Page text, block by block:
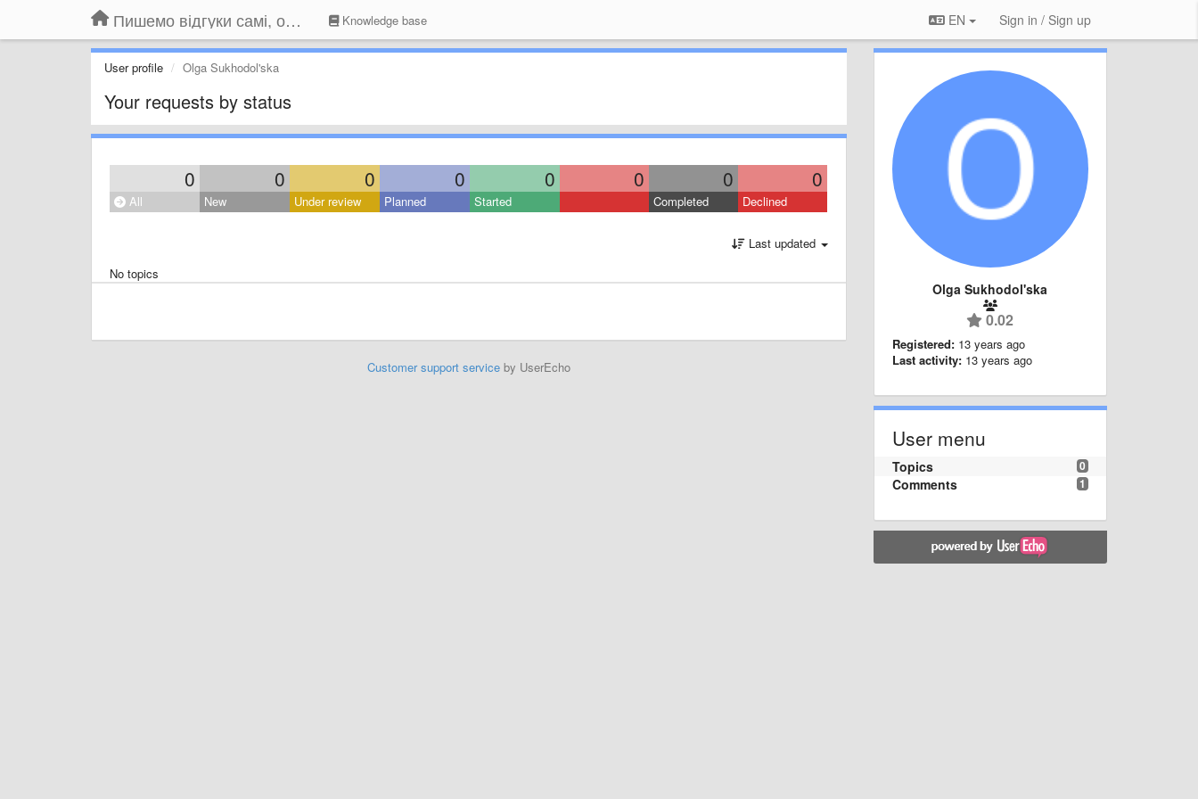
Пишемо відгуки самі, обговорюємо інші ідеї та пропозиції до Громадського Телебачення Knowledge base EN Sign in / Sign up
User profile Olga Sukhodol'ska
Your requests by status
0 0 0 0 0 0 0 0
All New Under review Planned Started Completed Declined
Last updated
No topics
Customer support serviceby UserEcho
Olga Sukhodol'ska
0.02
Registered: 13 years ago
Last activity: 13 years ago
User menu
0
Topics
1
Comments